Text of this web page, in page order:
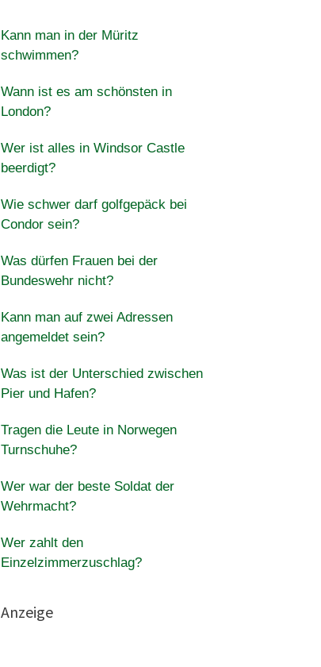
Kann man in der Müritz
schwimmen?
Wann ist es am schönsten in
London?
Wer ist alles in Windsor Castle
beerdigt?
Wie schwer darf golfgepäck bei
Condor sein?
Was dürfen Frauen bei der
Bundeswehr nicht?
Kann man auf zwei Adressen
angemeldet sein?
Was ist der Unterschied zwischen
Pier und Hafen?
Tragen die Leute in Norwegen
Turnschuhe?
Wer war der beste Soldat der
Wehrmacht?
Wer zahlt den
Einzelzimmerzuschlag?
Anzeige